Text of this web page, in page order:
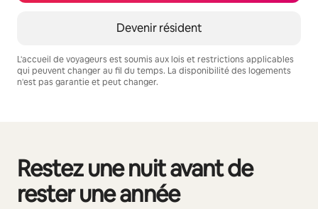
Devenir résident
L'accueil de voyageurs est soumis aux lois et restrictions applicables
qui peuvent changer au fil du temps. La disponibilité des logements
n'est pas garantie et peut changer.
Restez une nuit avant de
rester une année
0 article sur 0 est affiché.